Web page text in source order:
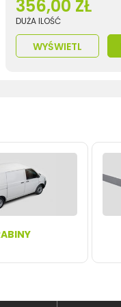
356,00 ZŁ
DUŻA ILOŚĆ
WYŚWIETL